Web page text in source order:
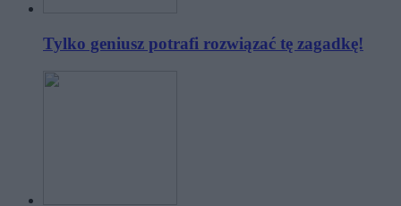
Tylko geniusz potrafi rozwiązać tę zagadkę!